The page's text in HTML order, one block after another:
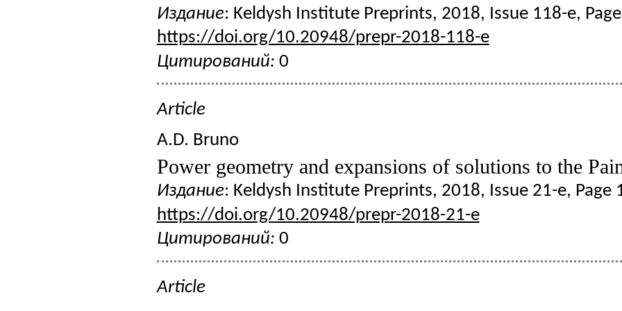
Издание: Keldysh Institute Preprints, 2018, Issue 118-e,
https://doi.org/10.20948/prepr-2018-118-e
Цитирований: 0
Article
A.D. Bruno
Power geometry and expansions of solutions to the
Издание: Keldysh Institute Preprints, 2018, Issue 21-e, Page
https://doi.org/10.20948/prepr-2018-21-e
Цитирований: 0
Article